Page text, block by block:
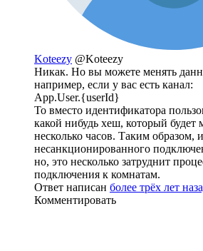
Koteezy @Koteezy
Никак. Но вы можете менять
например, если у вас есть канал:
App.User.{userId}
То вместо идентификатора
какой нибудь хеш, который будет
несколько часов. Таким образом,
несанкционированного
но, это несколько затруднит
подключения к комнатам.
Ответ написан более трёх лет
Комментировать